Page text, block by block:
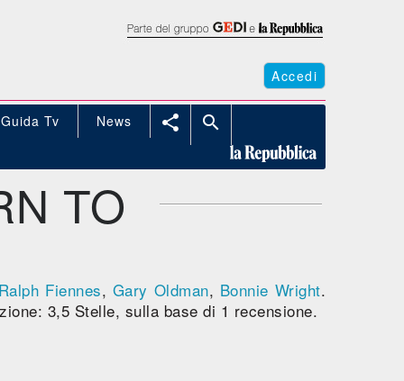
Accedi
Guida Tv News  
TO
Fiennes, Gary Oldman, Bonnie Wright.
3,5 Stelle, sulla base di 1 recensione.